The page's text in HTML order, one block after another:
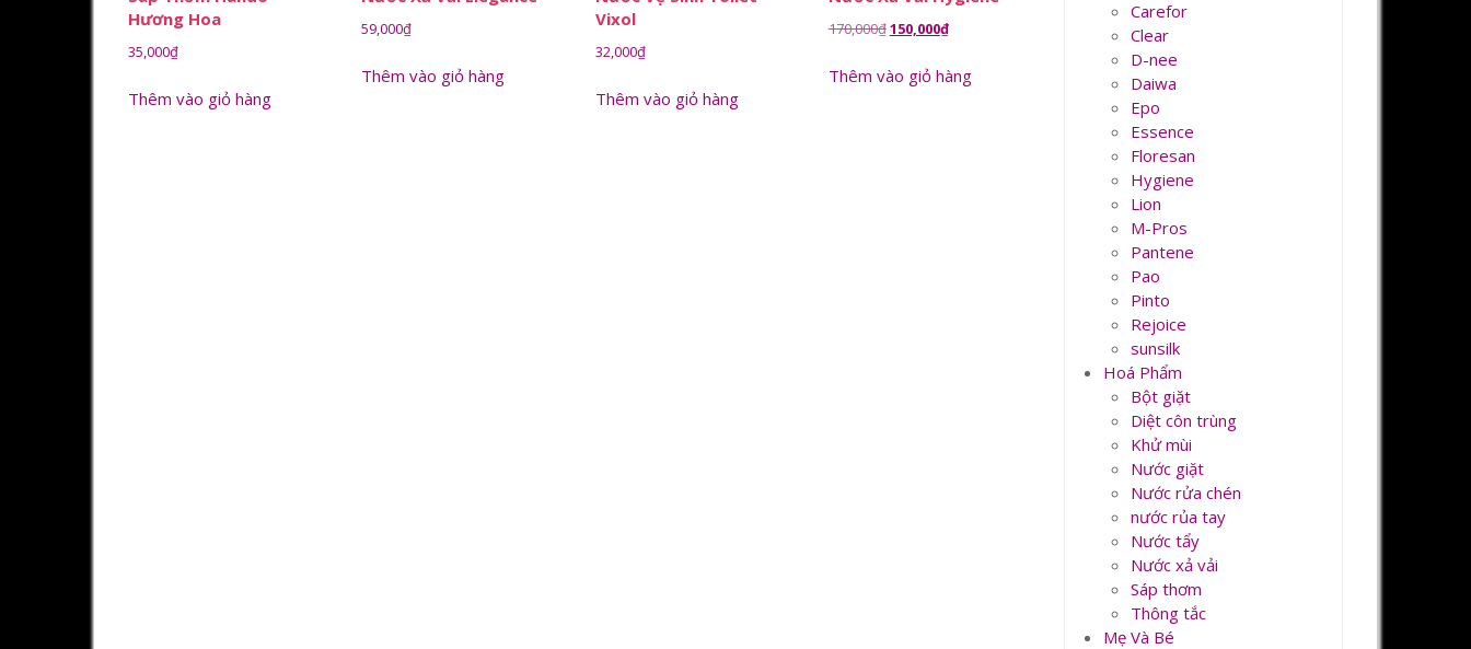
Hương Hoa
35,000₫
Thêm vào giỏ hàng
59,000₫
Thêm vào giỏ hàng
Vixol
32,000₫
Thêm vào giỏ hàng
170,000₫Giá
là:
150,000₫Giá
tại
Thêm vào giỏ hàng
Carefor
Clear
D-nee
Daiwa
Epo
Essence
Floresan
Hygiene
Lion
M-Pros
Pantene
Pao
Pinto
Rejoice
sunsilk
Hoá Phẩm
Bột giặt
Diệt côn trùng
Khử mùi
Nước giặt
Nước rửa chén
nước rủa tay
Nước tẩy
Nước xả vải
Sáp thơm
Thông tắc
Mẹ Và Bé